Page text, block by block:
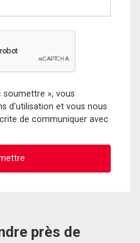
soumettre », vous
d'utilisation et vous nous
de communiquer avec
près de